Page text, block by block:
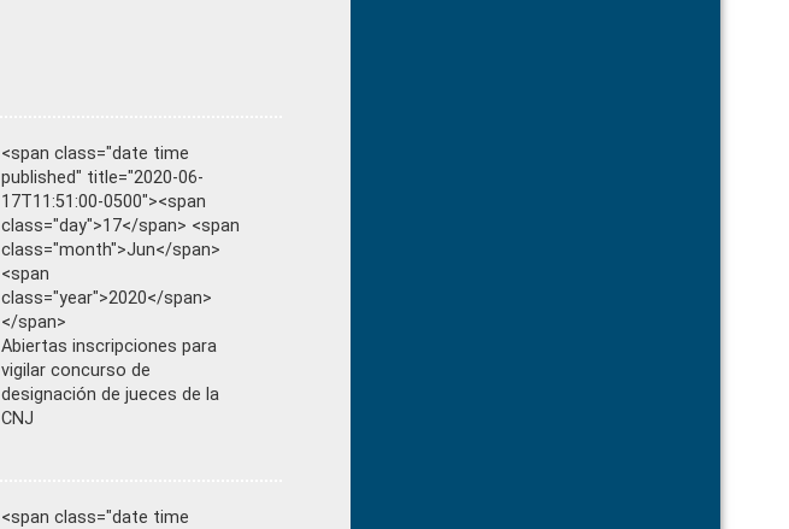
<span class="date time
published" title="2020-06-
17T11:51:00-0500"><span
class="day">17</span> <span
class="month">Jun</span>
<span
class="year">2020</span>
</span>
Abiertas inscripciones para
vigilar concurso de
designación de jueces de la
CNJ
<span class="date time